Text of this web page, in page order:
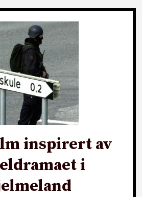
inspirert av
i